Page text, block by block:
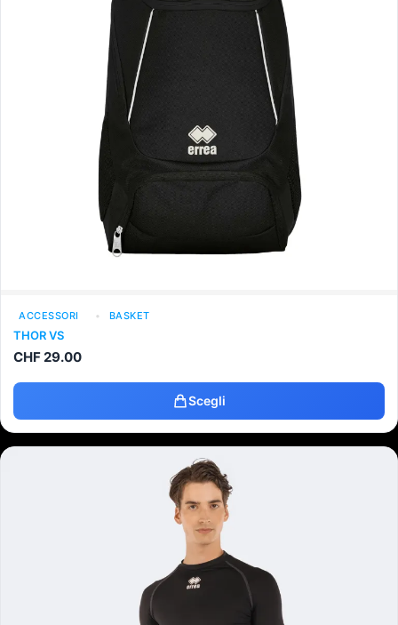
ACCESSORI BASKET
THOR VS
CHF29.00
Scegli